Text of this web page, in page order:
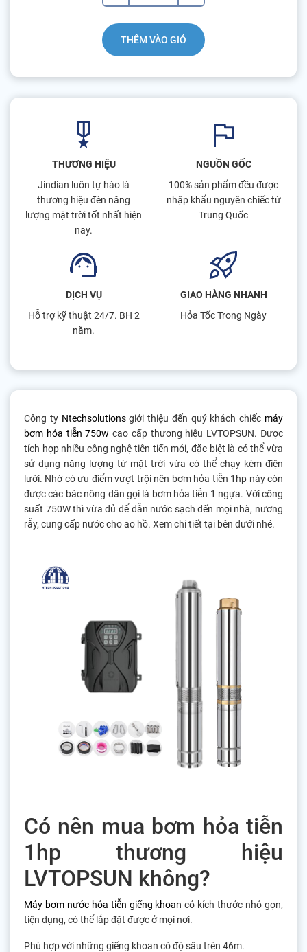
THÊM VÀO GIỎ
THƯƠNG HIỆU
Jindian luôn tự hào là
thương hiệu đèn năng
lượng mặt trời tốt nhất hiện
nay.
NGUỒN GỐC
100% sản phẩm đều được
nhập khẩu nguyên chiếc từ
Trung Quốc
DỊCH VỤ
Hỗ trợ kỹ thuật 24/7. BH 2
năm.
GIAO HÀNG NHANH
Hỏa Tốc Trong Ngày
Công ty Ntechsolutionsgiới thiệu đến quý khách chiếc máy
bơm hỏa tiễn 750w cao cấp thương hiệu LVTOPSUN. Được
tích hợp nhiều công nghệ tiên tiến mới, đặc biệt là có thể vừa
sử dụng năng lượng từ mặt trời vừa có thể chạy kèm điện
lưới. Nhờ có ưu điểm vượt trội nên bơm hỏa tiễn 1hp này còn
được các bác nông dân gọi là bơm hỏa tiễn 1 ngựa. Với công
suất 750W thì vừa đủ để dẫn nước sạch đến mọi nhà, nương
rẫy, cung cấp nước cho ao hồ. Xem chi tiết tại bên dưới nhé.
Có nên mua bơm hỏa tiễn
1hp thương hiệu
LVTOPSUN không?
Máy bơm nước hỏa tiễn giếng khoan có kích thước nhỏ gọn,
tiện dụng, có thể lắp đặt được ở mọi nơi.
Phù hợp với những giếng khoan có độ sâu trên 46m.